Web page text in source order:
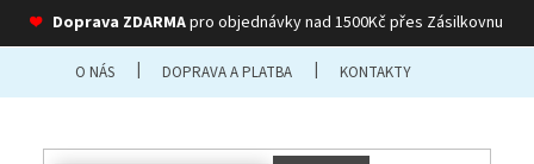
❤ Doprava ZDARMApro objednávky nad 1500Kč přes Zásilkovnu
O NÁS DOPRAVA A PLATBA KONTAKTY